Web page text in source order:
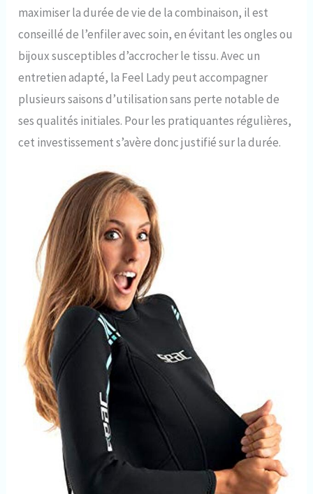
maximiser la durée de vie de la combinaison, il est
conseillé de l’enfiler avec soin, en évitant les ongles ou
bijoux susceptibles d’accrocher le tissu. Avec un
entretien adapté, la Feel Lady peut accompagner
plusieurs saisons d’utilisation sans perte notable de
ses qualités initiales. Pour les pratiquantes régulières,
cet investissement s’avère donc justifié sur la durée.